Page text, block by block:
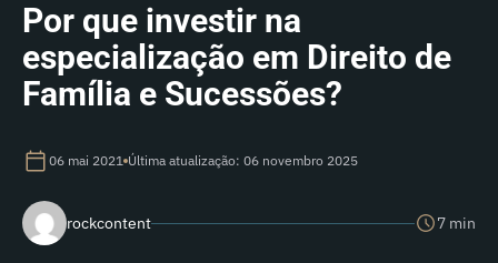
Por que investir na
especialização em Direito de
Família e Sucessões?
06 mai 2021 Última atualização: 06 novembro 2025
rockcontent 7 min